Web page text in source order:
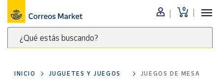
0
¿Qué estás buscando?
clave
Menú
Nuestro
catálogo
Alimentación
INICIO JUGUETES Y JUEGOS JUEGOS DE MESA